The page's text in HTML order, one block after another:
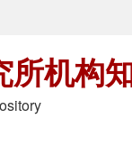
所机构